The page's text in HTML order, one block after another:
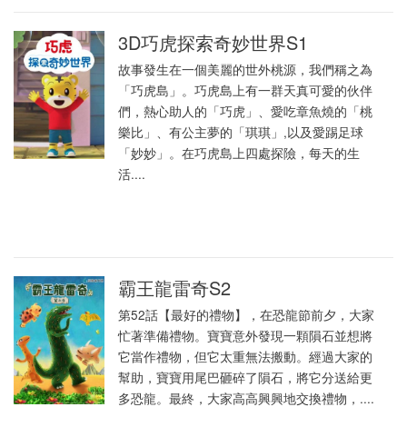
3D巧虎探索奇妙世界S1
故事發生在一個美麗的世外桃源，我們稱之為
「巧虎島」。巧虎島上有一群天真可愛的伙伴
們，熱心助人的「巧虎」、愛吃章魚燒的「桃
樂比」、有公主夢的「琪琪」,以及愛踢足球
「妙妙」。在巧虎島上四處探險，每天的生
活....
霸王龍雷奇S2
第52話【最好的禮物】，在恐龍節前夕，大家
忙著準備禮物。寶寶意外發現一顆隕石並想將
它當作禮物，但它太重無法搬動。經過大家的
幫助，寶寶用尾巴砸碎了隕石，將它分送給更
多恐龍。最終，大家高高興興地交換禮物，....